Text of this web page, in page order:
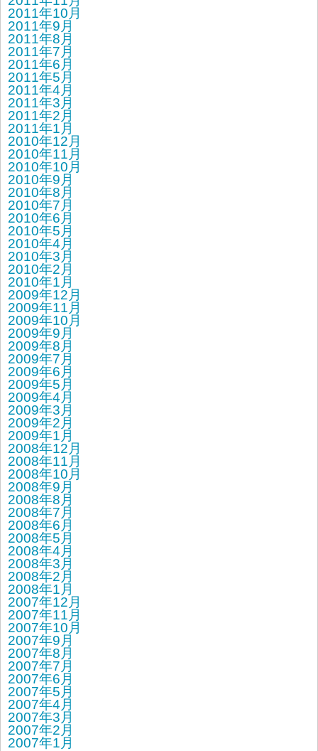
2011年10月
2011年9月
2011年8月
2011年7月
2011年6月
2011年5月
2011年4月
2011年3月
2011年2月
2011年1月
2010年12月
2010年11月
2010年10月
2010年9月
2010年8月
2010年7月
2010年6月
2010年5月
2010年4月
2010年3月
2010年2月
2010年1月
2009年12月
2009年11月
2009年10月
2009年9月
2009年8月
2009年7月
2009年6月
2009年5月
2009年4月
2009年3月
2009年2月
2009年1月
2008年12月
2008年11月
2008年10月
2008年9月
2008年8月
2008年7月
2008年6月
2008年5月
2008年4月
2008年3月
2008年2月
2008年1月
2007年12月
2007年11月
2007年10月
2007年9月
2007年8月
2007年7月
2007年6月
2007年5月
2007年4月
2007年3月
2007年2月
2007年1月